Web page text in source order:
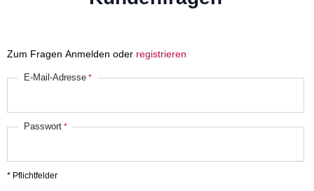
Zum Fragen Anmelden oder registrieren
E-Mail-Adresse
Passwort
* Pflichtfelder